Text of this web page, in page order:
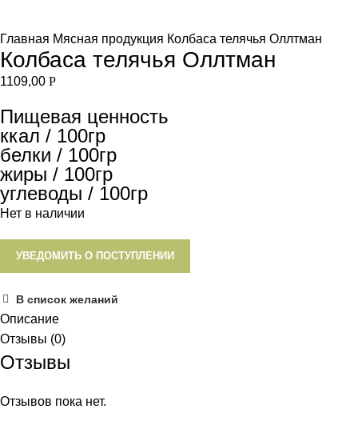
Главная Мясная продукция Колбаса телячья Оллтман
Колбаса телячья Оллтман
1109,00 Р
Пищевая ценность
ккал / 100гр
белки / 100гр
жиры / 100гр
углеводы / 100гр
Нет в наличии
УВЕДОМИТЬ О ПОСТУПЛЕНИИ
В список желаний
Описание
Отзывы (0)
Отзывы
Отзывов пока нет.